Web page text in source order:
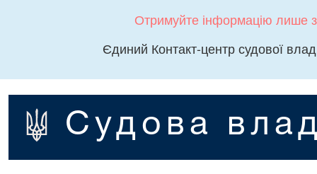
Отримуйте інформацію лише
Єдиний Контакт-центр судової
Судова